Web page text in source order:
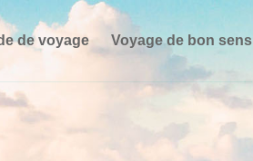
de voyage Voyage de bon sens